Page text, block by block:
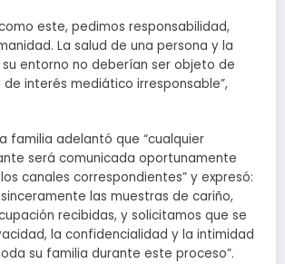
este, pedimos responsabilidad,
La salud de una persona y la
entorno no deberían ser objeto de
de interés mediático irresponsable”,
familia adelantó que “cualquier
será comunicada oportunamente
canales correspondientes” y expresó:
las muestras de cariño,
recibidas, y solicitamos que se
la confidencialidad y la intimidad
su familia durante este proceso”.